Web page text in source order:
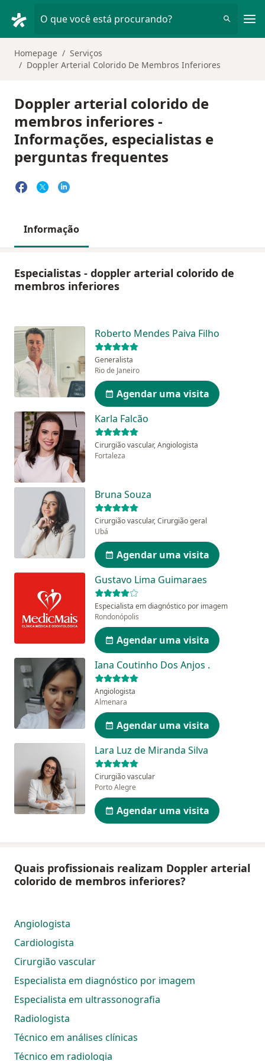
O que você está procurando?
Homepage
Serviços
Doppler Arterial Colorido De Membros Inferiores
Doppler arterial colorido de
membros inferiores -
Informações, especialistas e
perguntas frequentes
Informação
Especialistas - doppler arterial colorido de
membros inferiores
Roberto Mendes Paiva Filho
Generalista
Rio de Janeiro
Agendar uma visita
Karla Falcão
Cirurgião vascular, Angiologista
Fortaleza
Bruna Souza
Cirurgião vascular, Cirurgião geral
Ubá
Agendar uma visita
Gustavo Lima Guimaraes
Especialista em diagnóstico por imagem
Rondonópolis
Agendar uma visita
Iana Coutinho Dos Anjos .
Angiologista
Almenara
Agendar uma visita
Lara Luz de Miranda Silva
Cirurgião vascular
Porto Alegre
Agendar uma visita
Quais profissionais realizam Doppler arterial
colorido de membros inferiores?
Angiologista
Cardiologista
Cirurgião vascular
Especialista em diagnóstico por imagem
Especialista em ultrassonografia
Radiologista
Técnico em análises clínicas
Técnico em radiologia